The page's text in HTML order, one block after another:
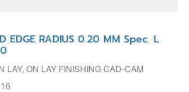
EDGE RADIUS 0.20 MM Spec. L
LAY, ON LAY FINISHING CAD-CAM